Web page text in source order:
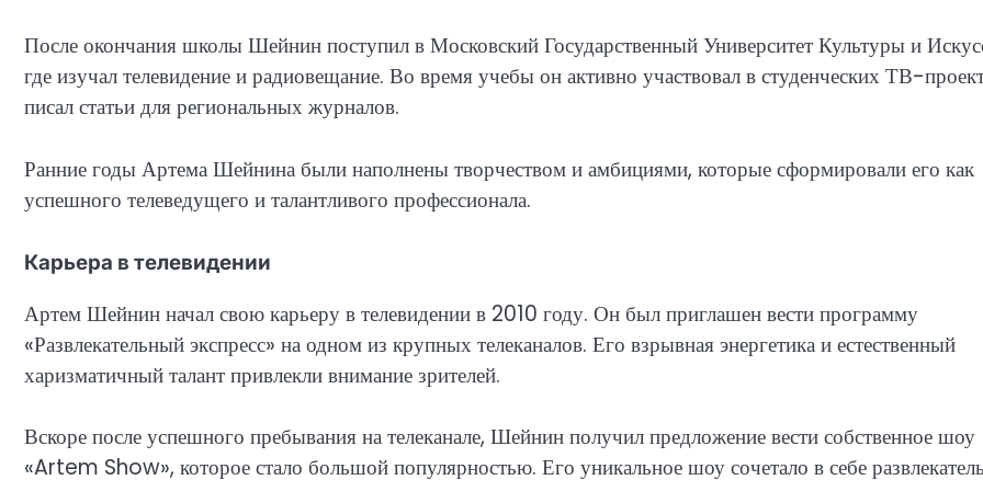
После окончания школы Шейнин поступил в Московский Государственный Университет Культуры и
где изучал телевидение и радиовещание. Во время учебы он активно участвовал в студенческих ТВ-
писал статьи для региональных журналов.
Ранние годы Артема Шейнина были наполнены творчеством и амбициями, которые сформировали его как
успешного телеведущего и талантливого профессионала.
Карьера в телевидении
Артем Шейнин начал свою карьеру в телевидении в 2010 году. Он был приглашен вести программу
«Развлекательный экспресс» на одном из крупных телеканалов. Его взрывная энергетика и естественный
харизматичный талант привлекли внимание зрителей.
Вскоре после успешного пребывания на телеканале, Шейнин получил предложение вести собственное шоу
«Artem Show», которое стало большой популярностью. Его уникальное шоу сочетало в себе